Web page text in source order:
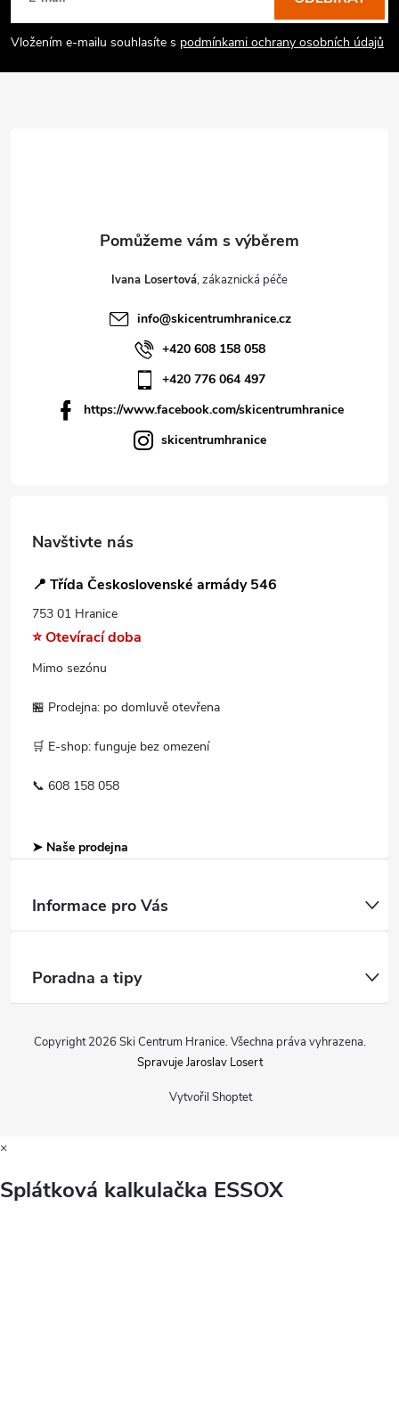
Vložením e-mailu souhlasíte s podmínkami ochrany osobních údajů
Ivana Losertová
info@skicentrumhranice.cz
+420 608 158 058
+420 776 064 497
https://www.facebook.com/skicentrumhranice
skicentrumhranice
Navštivte nás
📍 Třída Československé armády 546
753 01 Hranice
⭐ Otevírací doba
Mimo sezónu
🏪 Prodejna: po domluvě otevřena
🛒 E-shop: funguje bez omezení
📞 608 158 058
➤ Naše prodejna
Informace pro Vás
Poradna a tipy
Vytvořil Shoptet
Copyright 2026 Ski Centrum Hranice. Všechna práva vyhrazena.
Spravuje Jaroslav Losert
×
Splátková kalkulačka ESSOX